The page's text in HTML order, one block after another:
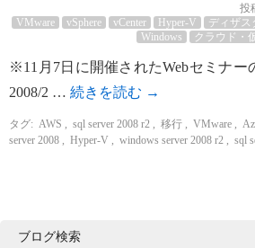
投
VMware
vSphere vCenter Hyper-V ディザス
Windows
クラウド・
※11月7日に開催されたWebセミナー
2008/2 … 続きを読む →
タグ: AWS sql server 2008 r2 移行 VMware
server 2008
Hyper-V windows server 2008 r2 sql
ブログ検索